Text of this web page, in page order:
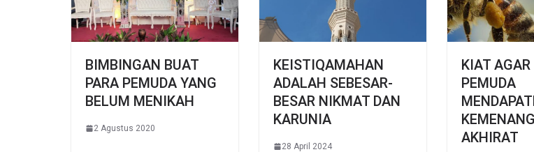
BIMBINGAN BUAT
PARA PEMUDA YANG
BELUM MENIKAH
2 Agustus 2020
KEISTIQAMAHAN
ADALAH SEBESAR-
BESAR NIKMAT DAN
KARUNIA
28 April 2024
KIAT AGAR
PEMUDA
AKHIRAT